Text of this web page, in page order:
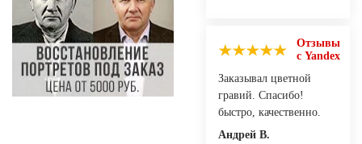
Отзывы
с Yandex
Заказывал цветной
гравий. Спасибо!
быстро, качественно.
Андрей В.